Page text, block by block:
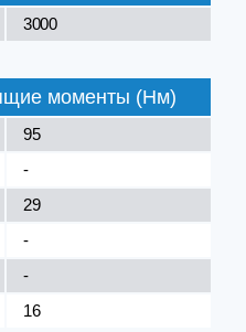
3000
моменты (Нм)
95
-
29
-
-
16